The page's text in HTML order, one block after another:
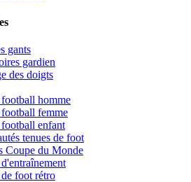
gants
gardien
des doigts
football homme
football femme
football enfant
tenues de foot
Coupe du Monde
foot rétro